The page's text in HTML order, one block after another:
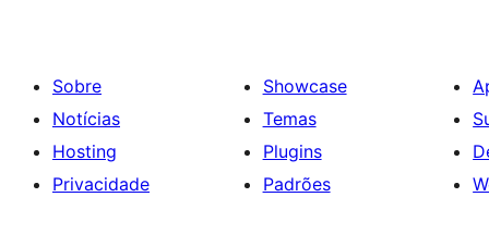
Sobre
Notícias
Hosting
Privacidade
Showcase
Temas
Plugins
Padrões